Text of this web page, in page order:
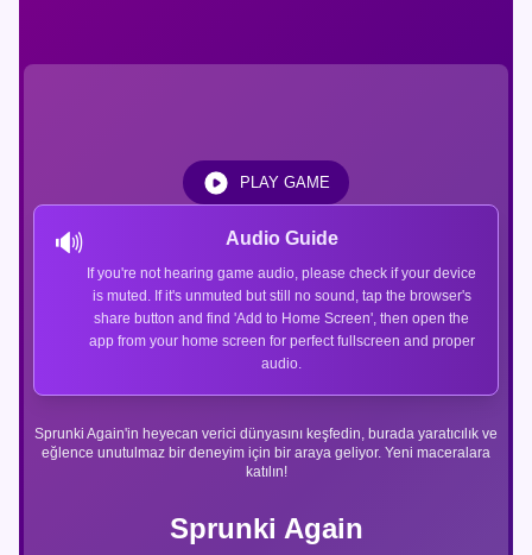
Sprunki Again
Sprunki Again'in heyecan verici dünyasını keşfedin, burada yaratıcılık ve
eğlence unutulmaz bir deneyim için bir araya geliyor. Yeni maceralara
katılın!
🔊 Audio Guide
If you're not hearing game audio, please check if your device
is muted. If it's unmuted but still no sound, tap the browser's
share button and find 'Add to Home Screen', then open the
app from your home screen for perfect fullscreen and proper
audio.
PLAY GAME